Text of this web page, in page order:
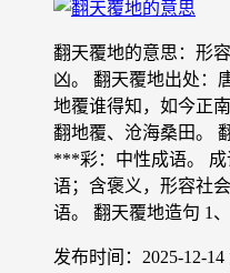
翻天覆地的意思：形
凶。 翻天覆地出处：
地覆谁得知，如今正
翻地覆、沧海桑田。
***彩：中性成语。
语；含褒义，形容社
语。 翻天覆地造句 1
发布时间：2025-12-14